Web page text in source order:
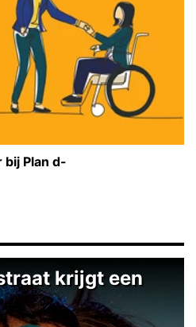
bij Plan d-
krijgt een